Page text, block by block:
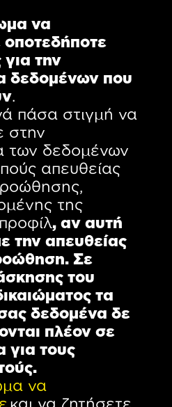
να
για την
δεδομένων που
.
πάσα στιγμή να
στην
των δεδομένων
απευθείας
της
, αν αυτή
την απευθείας
Σε
του
τα
δεδομένα δε
πλέον σε
για τους
να
και να ζητήσετε